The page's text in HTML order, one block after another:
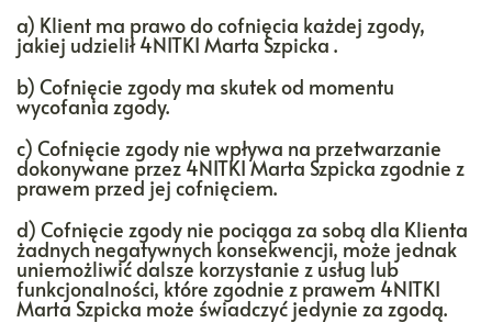
a) Klient ma prawo do cofnięcia każdej zgody,
jakiej udzielił 4NITKI Marta Szpicka .
b) Cofnięcie zgody ma skutek od momentu
wycofania zgody.
c) Cofnięcie zgody nie wpływa na przetwarzanie
dokonywane przez 4NITKI Marta Szpicka zgodnie z
prawem przed jej cofnięciem.
d) Cofnięcie zgody nie pociąga za sobą dla Klienta
żadnych negatywnych konsekwencji, może jednak
uniemożliwić dalsze korzystanie z usług lub
funkcjonalności, które zgodnie z prawem 4NITKI
Marta Szpicka może świadczyć jedynie za zgodą.